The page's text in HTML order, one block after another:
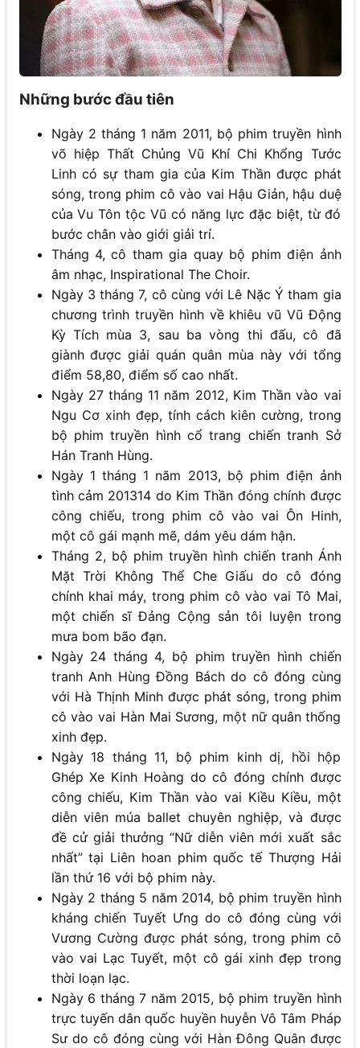
Những bước đầu tiên
Ngày 2 tháng 1 năm 2011, bộ phim truyền hình
võ hiệp Thất Chủng Vũ Khí Chi Khổng Tước
Linh có sự tham gia của Kim Thần được phát
sóng, trong phim cô vào vai Hậu Giản, hậu duệ
của Vu Tôn tộc Vũ có năng lực đặc biệt, từ đó
bước chân vào giới giải trí.
Tháng 4, cô tham gia quay bộ phim điện ảnh
âm nhạc, Inspirational The Choir.
Ngày 3 tháng 7, cô cùng với Lê Nặc Ý tham gia
chương trình truyền hình về khiêu vũ Vũ Động
Kỳ Tích mùa 3, sau ba vòng thi đấu, cô đã
giành được giải quán quân mùa này với tổng
điểm 58,80, điểm số cao nhất.
Ngày 27 tháng 11 năm 2012, Kim Thần vào vai
Ngu Cơ xinh đẹp, tính cách kiên cường, trong
bộ phim truyền hình cổ trang chiến tranh Sở
Hán Tranh Hùng.
Ngày 1 tháng 1 năm 2013, bộ phim điện ảnh
tình cảm 201314 do Kim Thần đóng chính được
công chiếu, trong phim cô vào vai Ôn Hinh,
một cô gái mạnh mẽ, dám yêu dám hận.
Tháng 2, bộ phim truyền hình chiến tranh Ánh
Mặt Trời Không Thể Che Giấu do cô đóng
chính khai máy, trong phim cô vào vai Tô Mai,
một chiến sĩ Đảng Cộng sản tôi luyện trong
mưa bom bão đạn.
Ngày 24 tháng 4, bộ phim truyền hình chiến
tranh Anh Hùng Đồng Bách do cô đóng cùng
với Hà Thịnh Minh được phát sóng, trong phim
cô vào vai Hàn Mai Sương, một nữ quân thống
xinh đẹp.
Ngày 18 tháng 11, bộ phim kinh dị, hồi hộp
Ghép Xe Kinh Hoàng do cô đóng chính được
công chiếu, Kim Thần vào vai Kiều Kiều, một
diễn viên múa ballet chuyên nghiệp, và được
đề cử giải thưởng “Nữ diễn viên mới xuất sắc
nhất” tại Liên hoan phim quốc tế Thượng Hải
lần thứ 16 với bộ phim này.
Ngày 2 tháng 5 năm 2014, bộ phim truyền hình
kháng chiến Tuyết Ưng do cô đóng cùng với
Vương Cường được phát sóng, trong phim cô
vào vai Lạc Tuyết, một cô gái xinh đẹp trong
thời loạn lạc.
Ngày 6 tháng 7 năm 2015, bộ phim truyền hình
trực tuyến dân quốc huyền huyễn Vô Tâm Pháp
Sư do cô đóng cùng với Hàn Đông Quân được